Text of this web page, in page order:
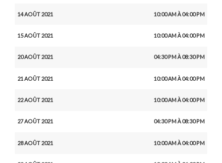
14 AOÛT 2021 10:00 AM À 04:00 PM
15 AOÛT 2021 10:00 AM À 04:00 PM
20 AOÛT 2021 04:30 PM À 08:30 PM
21 AOÛT 2021 10:00 AM À 04:00 PM
22 AOÛT 2021 10:00 AM À 04:00 PM
27 AOÛT 2021 04:30 PM À 08:30 PM
28 AOÛT 2021 10:00 AM À 04:00 PM